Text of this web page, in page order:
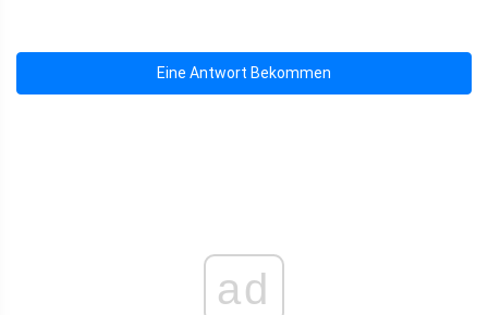
Eine Antwort Bekommen
ad